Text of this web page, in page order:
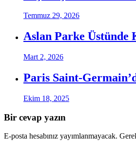
Temmuz 29, 2026
Aslan Parke
Mart 2, 2026
Paris Saint-
Ekim 18, 2025
Bir cevap yazın
E-posta hesabınız yayımlanmayacak.